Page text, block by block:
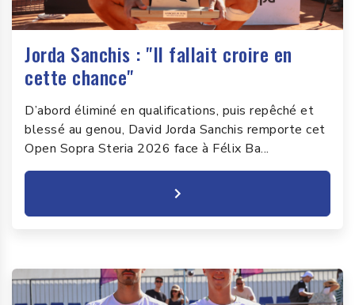
Jorda Sanchis : "Il fallait croire en
cette chance"
D’abord éliminé en qualifications, puis repêché et
blessé au genou, David Jorda Sanchis remporte cet
Open Sopra Steria 2026 face à Félix Ba...